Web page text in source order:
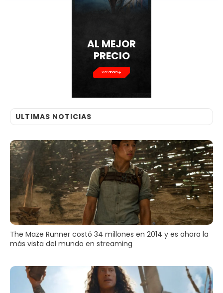
AL MEJOR
PRECIO
Ver ahora
ULTIMAS NOTICIAS
The Maze Runner costó 34 millones en 2014 y es ahora la
más vista del mundo en streaming